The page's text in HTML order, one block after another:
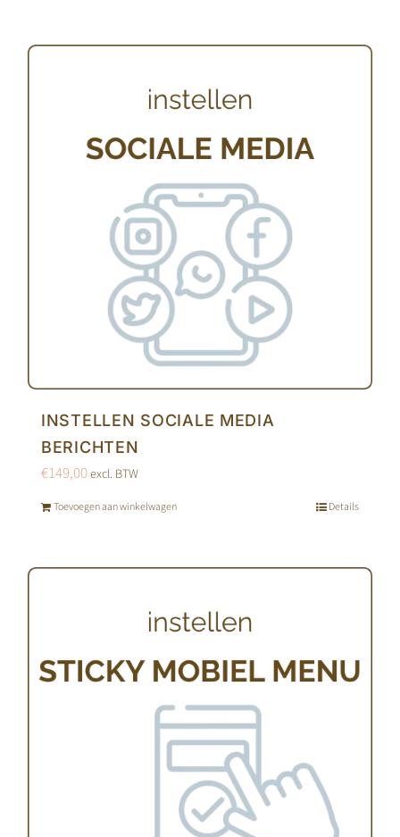
INSTELLEN SOCIALE MEDIA
BERICHTEN
€149,00excl. BTW
Toevoegen aan winkelwagen Details